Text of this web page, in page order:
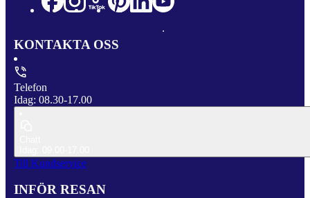
KONTAKTA OSS
Telefon
Idag: 08.30-17.00
Till Kundservice
INFÖR RESAN